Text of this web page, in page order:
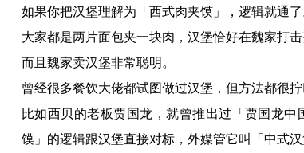
如果你把汉堡理解为「西式肉夹馍」，逻辑就通了
大家都是两片面包夹一块肉，汉堡恰好在魏家打击
而且魏家卖汉堡非常聪明。
曾经很多餐饮大佬都试图做过汉堡，但方法都很拧
比如西贝的老板贾国龙，就曾推出过「贾国龙
馍」的逻辑跟汉堡直接对标，外媒管它叫「中式汉